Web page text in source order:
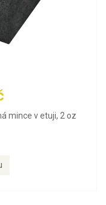
mince v etuji, 2 oz